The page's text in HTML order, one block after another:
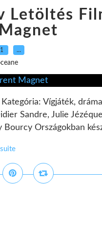
Letöltés
…
Vígjáték,
Sandre, Julie
Országokban